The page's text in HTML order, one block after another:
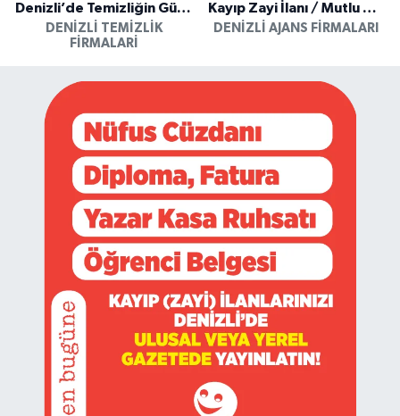
Denizli’de Temizliğin Güvenilir Adresi: Özkan Yerinde Yıkama
DENIZLI TEMIZLIK
FIRMALARI
Kayıp Zayi İlanı / Mutlu Ajans / Denizli
DENIZLI AJANS FIRMALARI